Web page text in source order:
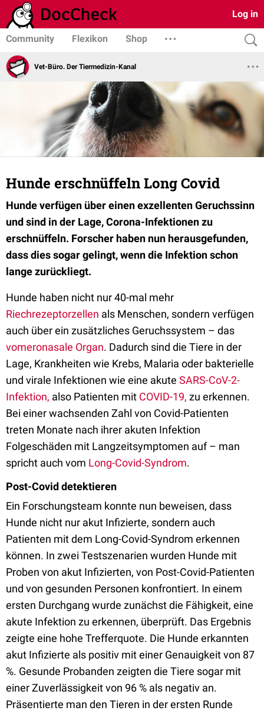
Log in
Community Flexikon Shop
Vet-Büro. Der Tiermedizin-Kanal
Hunde erschnüffeln Long Covid
Hunde verfügen über einen exzellenten Geruchssinn
und sind in der Lage, Corona-Infektionen zu
erschnüffeln. Forscher haben nun herausgefunden,
dass dies sogar gelingt, wenn die Infektion schon
lange zurückliegt.
Hunde haben nicht nur 40-mal mehr
Riechrezeptorzellen als Menschen, sondern verfügen
auch über ein zusätzliches Geruchssystem – das
vomeronasale Organ. Dadurch sind die Tiere in der
Lage, Krankheiten wie Krebs, Malaria oder bakterielle
und virale Infektionen wie eine akute SARS-CoV-2-
Infektion, also Patienten mit COVID-19, zu erkennen.
Bei einer wachsenden Zahl von Covid-Patienten
treten Monate nach ihrer akuten Infektion
Folgeschäden mit Langzeitsymptomen auf – man
spricht auch vom Long-Covid-Syndrom.
Post-Covid detektieren
Ein Forschungsteam konnte nun beweisen, dass
Hunde nicht nur akut Infizierte, sondern auch
Patienten mit dem Long-Covid-Syndrom erkennen
können. In zwei Testszenarien wurden Hunde mit
Proben von akut Infizierten, von Post-Covid-Patienten
und von gesunden Personen konfrontiert. In einem
ersten Durchgang wurde zunächst die Fähigkeit, eine
akute Infektion zu erkennen, überprüft. Das Ergebnis
zeigte eine hohe Trefferquote. Die Hunde erkannten
akut Infizierte als positiv mit einer Genauigkeit von 87
%. Gesunde Probanden zeigten die Tiere sogar mit
einer Zuverlässigkeit von 96 % als negativ an.
Präsentierte man den Tieren in der ersten Runde